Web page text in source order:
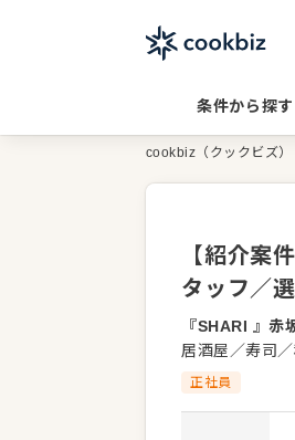
条件から探す
cookbiz（クックビズ）
【紹介案
タッフ／
『SHARI 』赤
居酒屋／寿司
正社員